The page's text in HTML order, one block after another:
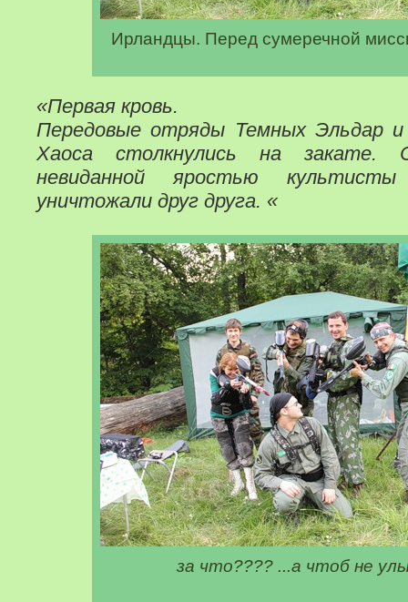
Ирландцы. Перед сумеречной
«Первая кровь.
Передовые отряды Темных Эльдар
Хаоса столкнулись на закате.
невиданной яростью
уничтожали друг друга. «
за что???? ...а чтоб не